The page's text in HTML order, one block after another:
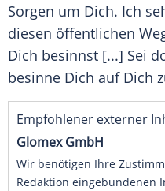
Sorgen um Dich. Ich
diesen öffentlichen
Dich besinnst [...] Sei
besinne Dich auf Dich
Empfohlener externer
Glomex GmbH
Wir benötigen Ihre
Redaktion eingebundenen